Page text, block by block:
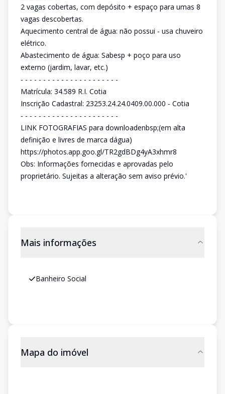
2 vagas cobertas, com depósito + espaço para umas 8
vagas descobertas.
Aquecimento central de água: não possui - usa chuveiro
elétrico.
Abastecimento de água: Sabesp + poço para uso
externo (jardim, lavar, etc.)
- - - - - - - - - - - - - - - - - - - - - -
Matrícula: 34.589 R.I. Cotia
Inscrição Cadastral: 23253.24.24.0409.00.000 - Cotia
- - - - - - - - - - - - - - - - - - - - - -
LINK FOTOGRAFIAS para downloadenbsp;(em alta
definição e livres de marca dágua)
https://photos.app.goo.gl/TR2gdBDg4yA3xhmr8
Obs: Informações fornecidas e aprovadas pelo
proprietário. Sujeitas a alteração sem aviso prévio.'
Mais informações
Banheiro Social
Mapa do imóvel